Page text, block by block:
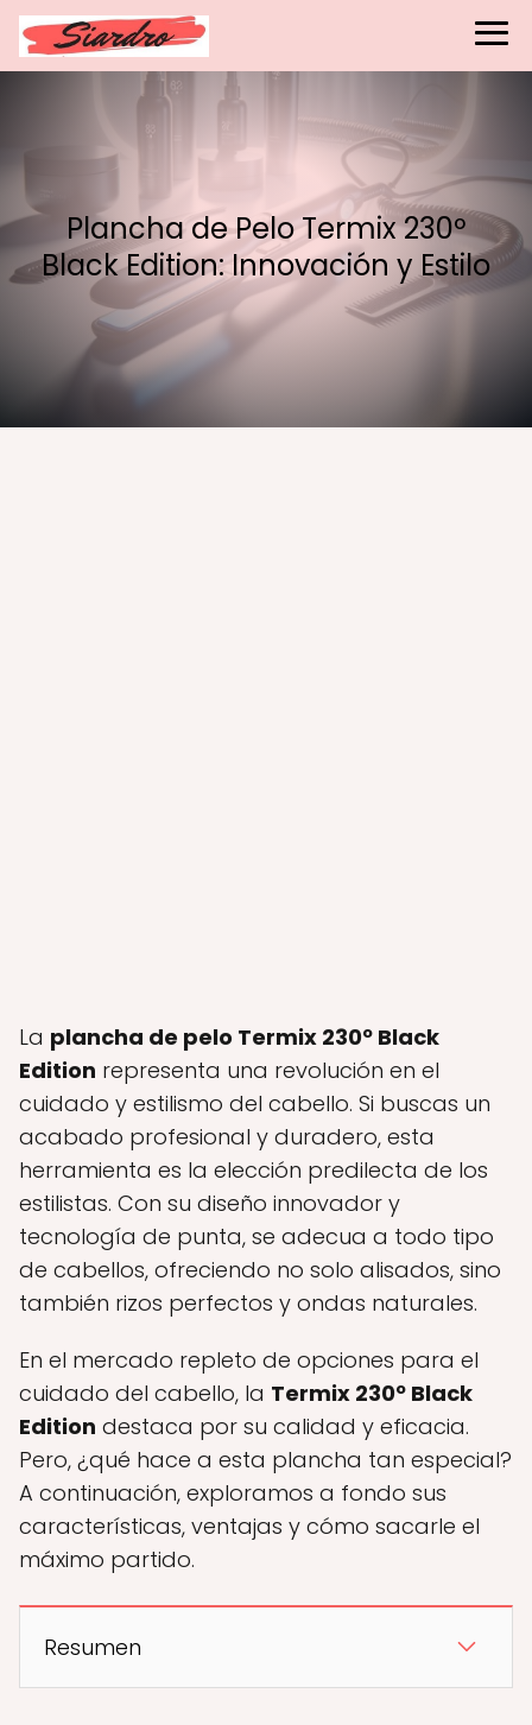
Plancha de Pelo Termix 230º
Black Edition: Innovación y Estilo
La plancha de pelo Termix 230º Black
Edition representa una revolución en el
cuidado y estilismo del cabello. Si buscas un
acabado profesional y duradero, esta
herramienta es la elección predilecta de los
estilistas. Con su diseño innovador y
tecnología de punta, se adecua a todo tipo
de cabellos, ofreciendo no solo alisados, sino
también rizos perfectos y ondas naturales.
En el mercado repleto de opciones para el
cuidado del cabello, la Termix 230º Black
Edition destaca por su calidad y eficacia.
Pero, ¿qué hace a esta plancha tan especial?
A continuación, exploramos a fondo sus
características, ventajas y cómo sacarle el
máximo partido.
Resumen